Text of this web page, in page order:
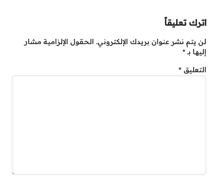
اترك تعليقاً
لن يتم نشر عنوان بريدك الإلكتروني. الحقول الإلزامية مشار
إليها بـ*
التعليق *